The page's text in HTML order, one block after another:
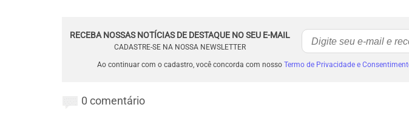
RECEBA NOSSAS NOTÍCIAS DE DESTAQUE NO SEU E-MAIL
CADASTRE-SE NA NOSSA NEWSLETTER
Ao continuar com o cadastro, você concorda com nosso Termo de Privacidade e
0 comentário